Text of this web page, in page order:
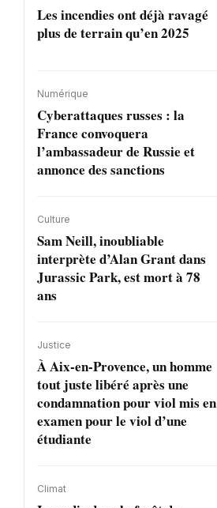
Les incendies ont déjà ravagé
plus de terrain qu’en 2025
Numérique
Cyberattaques russes : la
France convoquera
l’ambassadeur de Russie et
annonce des sanctions
Culture
Sam Neill, inoubliable
interprète d’Alan Grant dans
Jurassic Park, est mort à 78
ans
Justice
À Aix-en-Provence, un homme
tout juste libéré après une
condamnation pour viol mis en
examen pour le viol d’une
étudiante
Climat